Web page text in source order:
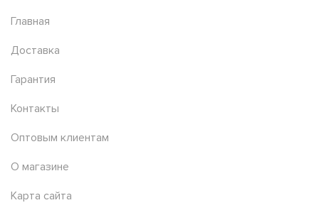
Главная
Доставка
Гарантия
Контакты
Оптовым клиентам
О магазине
Карта сайта